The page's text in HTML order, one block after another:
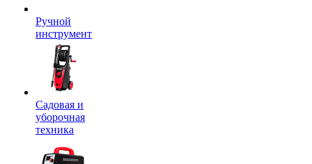
Ручной
инструмент
Садовая и
уборочная
техника